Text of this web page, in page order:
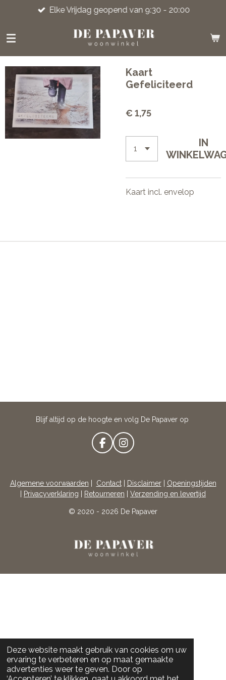
Deze website maakt gebruik van cookies om uw
ervaring te verbeteren en op maat gemaakte
advertenties weer te geven. Door op
naar
hoofdinhoud
Elke Vrijdag geopend van 9:30 - 20:00
Kaart
Gefeliciteerd
€ 1,75
IN
Kaart incl. envelop
Blijf altijd op de hoogte en volg De Papaver op
F
A
B
O
K
I
N
A
G
A
Algemene voorwaarden Contact| Disclaimer| Openingstijden
Privacyverklaring Retourneren Verzending en levertijd
© 2020 - 2026 De Papaver